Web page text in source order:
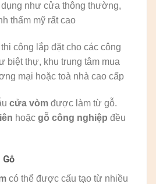
như cửa thông thường,
thẩm mỹ rất cao
công lắp đặt cho các công
biệt thự, khu trung tâm mua
mại hoặc toà nhà cao cấp
cửa vòm được làm từ gỗ.
hoặc gỗ công nghiệp đều
Gỗ
có thể được cấu tạo từ nhiều